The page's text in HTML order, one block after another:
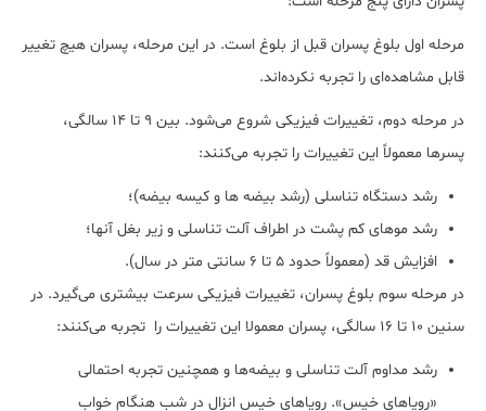
مرحله اول بلوغ پسران قبل از بلوغ است. در این مرحله، پسران هیچ تغییر
قابل مشاهده‌ای را تجربه نکرده‌اند.
در مرحله دوم، تغییرات فیزیکی شروع می‌شود. بین 9 تا 14 سالگی،
پسرها معمولاً این تغییرات را تجربه می‌کنند:
رشد دستگاه تناسلی (رشد بیضه ها و کیسه بیضه)؛
رشد موهای کم پشت در اطراف آلت تناسلی و زیر بغل آنها؛
افزایش قد (معمولاً حدود 5 تا 6 سانتی متر در سال).
در مرحله سوم بلوغ پسران، تغییرات فیزیکی سرعت بیشتری می‌گیرد. در
سنین 10 تا 16 سالگی، پسران معمولا این تغییرات را تجربه می‌کنند:
رشد مداوم آلت تناسلی و بیضه‌ها و همچنین تجربه احتمالی
«رویاهای خیس». رویاهای خیس انزال در شب هنگام خواب